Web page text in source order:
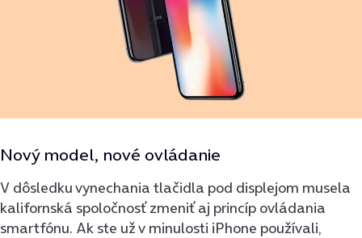
Nový model, nové ovládanie
V dôsledku vynechania tlačidla pod displejom musela
kalifornská spoločnosť zmeniť aj princíp ovládania
smartfónu. Ak ste už v minulosti iPhone používali,